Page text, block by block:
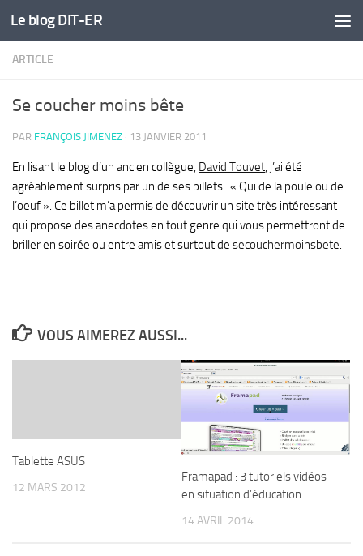
Skip to content
Le blog DIT-ER
ARTICLE
Se coucher moins bête
PAR FRANÇOIS JIMENEZ · 13 JANVIER 2011
En lisant le blog d’un ancien collègue, David Touvet, j’ai été
agréablement surpris par un de ses billets : « Qui de la poule ou de
l’oeuf ». Ce billet m’a permis de découvrir un site très intéressant
qui propose des anecdotes en tout genre qui vous permettront de
briller en soirée ou entre amis et surtout de secouchermoinsbete.
VOUS AIMEREZ AUSSI...
Tablette ASUS
12 MARS 2012
Framapad : 3 tutoriels vidéos
en situation d’éducation
14 AVRIL 2014